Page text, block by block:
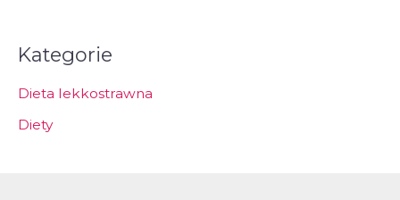
Kategorie
Dieta lekkostrawna
Diety